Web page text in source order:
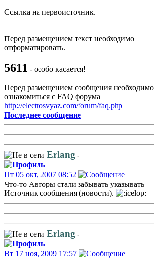
Ссылка на первоисточник.
Перед размещением текст необходимо
отформатировать.
5611 - особо касается!
Перед размещением сообщения необходимо
ознакомиться с FAQ форума
http://electrosvyaz.com/forum/faq.php
Последнее сообщение
Erlang -
Пт 05 окт, 2007 08:52
Что-то Авторы стали забывать указывать
Источник сообщения (новости).
Erlang -
Вт 17 ноя, 2009 17:57